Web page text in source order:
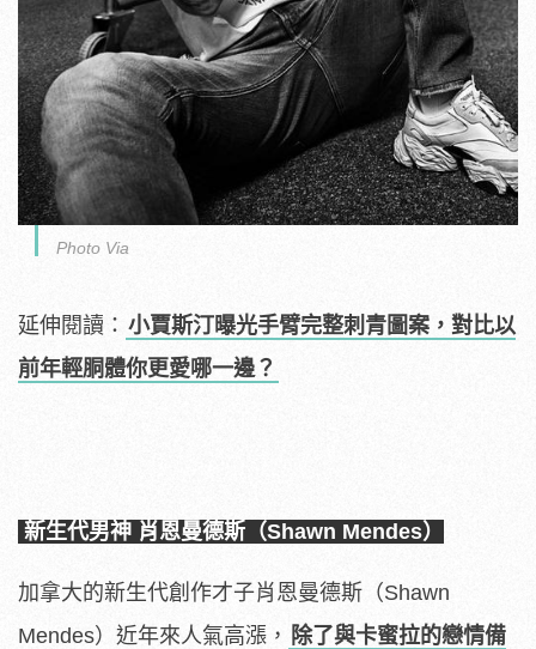
Photo Via
延伸閱讀： 小賈斯汀曝光手臂完整刺青圖案，對比以
前年輕胴體你更愛哪一邊？
新生代男神 肖恩曼德斯（Shawn Mendes）
加拿大的新生代創作才子肖恩曼德斯（Shawn
Mendes）近年來人氣高漲， 除了與卡蜜拉的戀情備